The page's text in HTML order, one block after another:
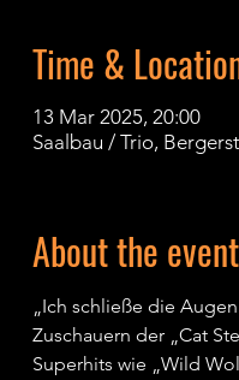
Time &
13 Mar 2025, 20:00
Saalbau / Trio,
About the event
„Ich schließe die
Zuschauern der „Cat
Superhits wie „Wild